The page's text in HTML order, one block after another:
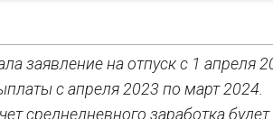
заявление на отпуск с 1 апреля
с апреля 2023 по март 2024.
среднедневного заработка будет